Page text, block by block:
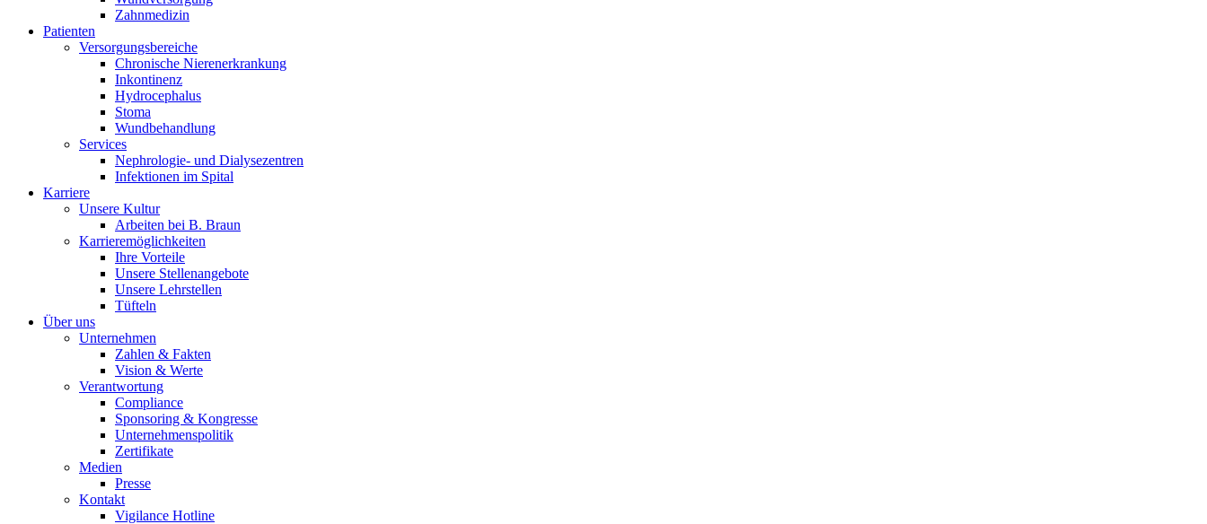
Produkt-Katalog
Finden Sie das Produkt, nach dem Sie suchen. Besuchen Sie den B. Braun Produktkatalog mit unserem kompletten Portfolio.
Entdecken Sie Ihre Karrierechancen bei B. Braun. Durchsuchen Sie unseren globalen Stellenmarkt nach interessanten Stellenprofilen.
Zahnmedizin
Patienten
Versorgungsbereiche
Chronische Nierenerkrankung
Inkontinenz
Hydrocephalus
Stoma
Wundbehandlung
Services
Nephrologie- und Dialysezentren
Infektionen im Spital
Karriere
Unsere Kultur
Arbeiten bei B. Braun
Karrieremöglichkeiten
Ihre Vorteile
Unsere Stellenangebote
Unsere Lehrstellen
Tüfteln
Über uns
Unternehmen
Zahlen & Fakten
Vision & Werte
Verantwortung
Compliance
Sponsoring & Kongresse
Unternehmenspolitik
Zertifikate
Medien
Presse
Kontakt
Vigilance Hotline